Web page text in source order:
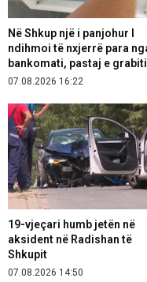
Në Shkup një i panjohur I
ndihmoi të nxjerrë para
bankomati, pastaj e grabiti
07.08.2026 16:22
19-vjeçari humb jetën në
aksident në Radishan të
Shkupit
07.08.2026 14:50